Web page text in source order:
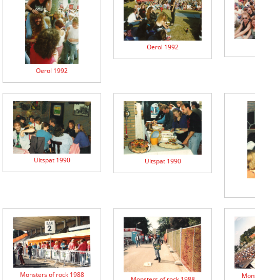
Oerol 1992
Oerol 1992
Uitspat 1990 Uitspat 1990
Monsters of rock 1988